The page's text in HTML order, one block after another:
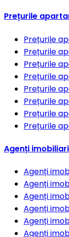
Prețurile
Prețurile
Prețurile
Prețurile
Prețurile
Prețurile
Prețurile
Prețurile
Prețurile
Agenți imobiliari
Agenți
Agenți
Agenți
Agenți
Agenți
Agenți